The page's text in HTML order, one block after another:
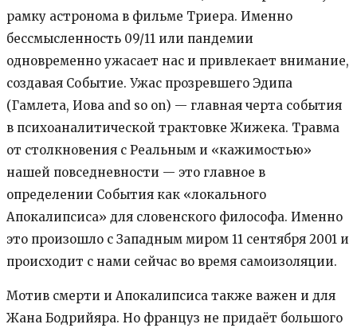
рамку астронома в фильме Триера. Именно
бессмысленность 09/11 или пандемии
одновременно ужасает нас и привлекает внимание,
создавая Событие. Ужас прозревшего Эдипа
(Гамлета, Иова and so on) — главная черта события
в психоаналитической трактовке Жижека. Травма
от столкновения с Реальным и «кажимостью»
нашей повседневности — это главное в
определении События как «локального
Апокалипсиса» для словенского философа. Именно
это произошло с Западным миром 11 сентября 2001 и
происходит с нами сейчас во время самоизоляции.
Мотив смерти и Апокалипсиса также важен и для
Жана Бодрийяра. Но француз не придаёт большого